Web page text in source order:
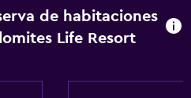
de habitaciones
Life Resort